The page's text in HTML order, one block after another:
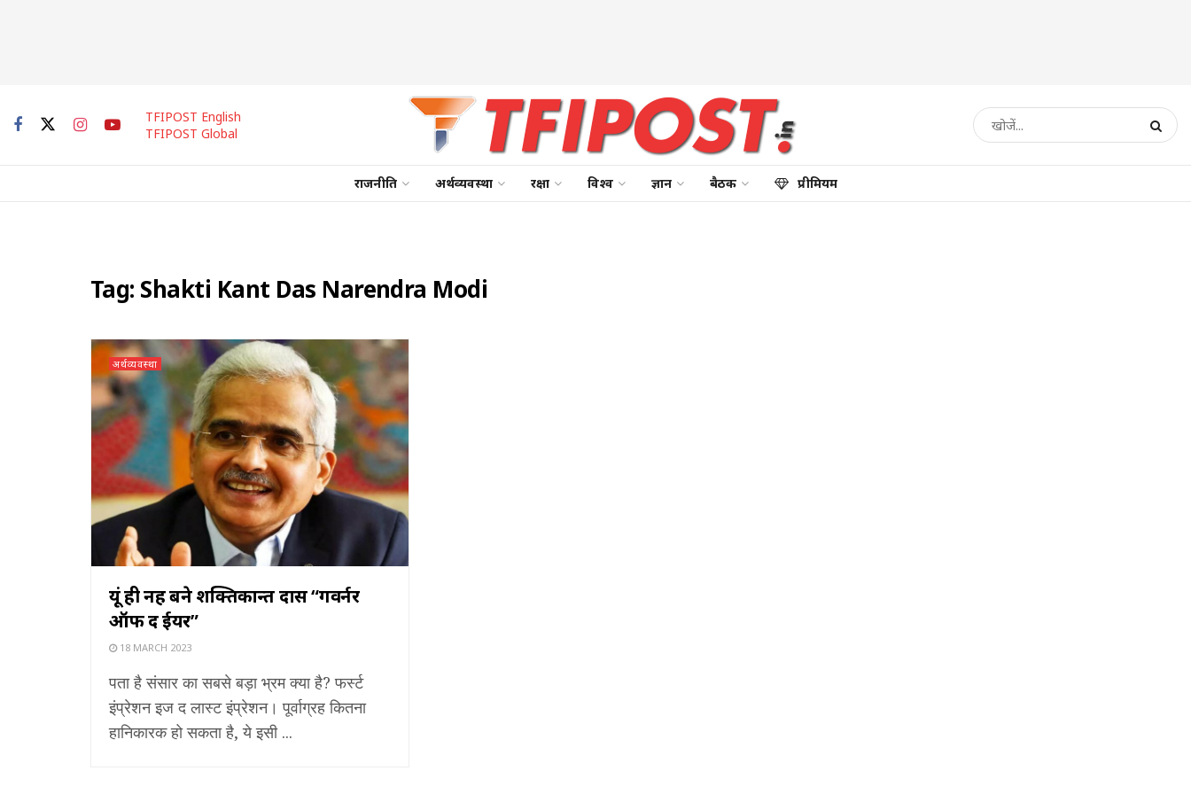
TFIPOST English
TFIPOST Global
राजनीति अर्थव्यवस्था रक्षा विश्व ज्ञान बैठक प्रीमियम
Tag: Shakti Kant Das Narendra Modi
अर्थव्यवस्था
यूं ही नहीं बने शक्तिकान्त दास “गवर्नर
ऑफ द ईयर”
18 MARCH 2023
पता है संसार का सबसे बड़ा भ्रम क्या है? फर्स्ट
इंप्रेशन इज द लास्ट इंप्रेशन। पूर्वाग्रह कितना
हानिकारक हो सकता है, ये इसी ...